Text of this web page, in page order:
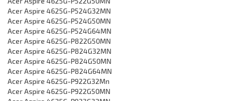
Acer Aspire 4625G-P524G32MN
Acer Aspire 4625G-P524G50MN
Acer Aspire 4625G-P524G64MN
Acer Aspire 4625G-P822G50MN
Acer Aspire 4625G-P824G32MN
Acer Aspire 4625G-P824G50MN
Acer Aspire 4625G-P824G64MN
Acer Aspire 4625G-P922G32Mn
Acer Aspire 4625G-P922G50MN